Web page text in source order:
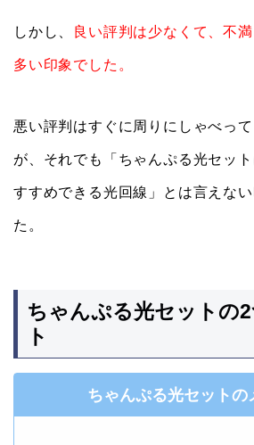
しかし、 良い評判は少なくて、不
多い印象でした。
悪い評判はすぐに周りにしゃべっ
が、それでも「ちゃんぷる光セッ
すすめできる光回線」とは言えな
た。
ちゃんぷる光セットの
ト
ちゃんぷる光セットの